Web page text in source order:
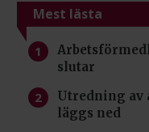
Mest lästa
slutar
Utredning av
läggs ned